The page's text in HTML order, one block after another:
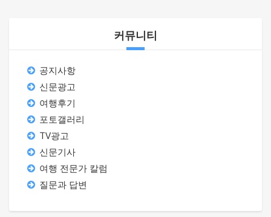
커뮤니티
공지사항
신문광고
여행후기
포토갤러리
TV광고
신문기사
여행 전문가 칼럼
질문과 답변